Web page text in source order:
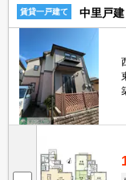
賃貸一戸建て 中里戸建